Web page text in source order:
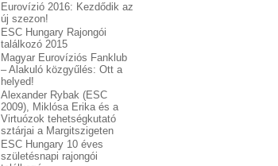
Eurovízió 2016: Kezdődik az
új szezon!
ESC Hungary Rajongói
találkozó 2015
Magyar Eurovíziós Fanklub
– Alakuló közgyűlés: Ott a
helyed!
Alexander Rybak (ESC
2009), Miklósa Erika és a
Virtuózok tehetségkutató
sztárjai a Margitszigeten
ESC Hungary 10 éves
születésnapi rajongói